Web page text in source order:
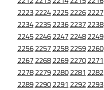
2223 2224 2225 2226 2227
2234 2235 2236 2237 2238
2245 2246 2247 2248 2249
2256 2257 2258 2259 2260
2267 2268 2269 2270 2271
2278 2279 2280 2281 2282
2289 2290 2291 2292 2293